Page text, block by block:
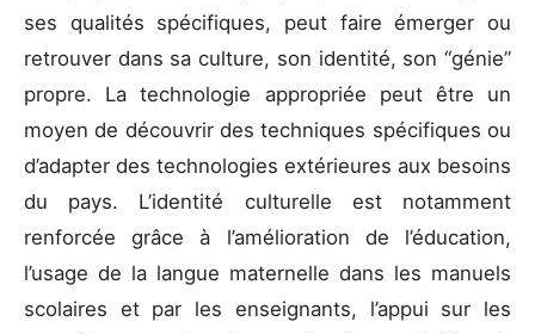
ses qualités spécifiques, peut faire émerger ou
retrouver dans sa culture, son identité, son “génie”
propre. La technologie appropriée peut être un
moyen de découvrir des techniques spécifiques ou
d’adapter des technologies extérieures aux besoins
du pays. L’identité culturelle est notamment
renforcée grâce à l’amélioration de l’éducation,
l’usage de la langue maternelle dans les manuels
scolaires et par les enseignants, l’appui sur les